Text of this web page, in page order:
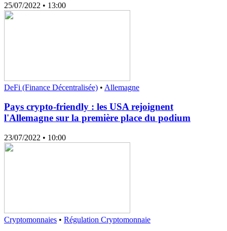
25/07/2022 • 13:00
DeFi (Finance Décentralisée) • Allemagne
Pays crypto-friendly : les USA rejoignent
l'Allemagne sur la première place du podium
23/07/2022 • 10:00
Cryptomonnaies • Régulation Cryptomonnaie